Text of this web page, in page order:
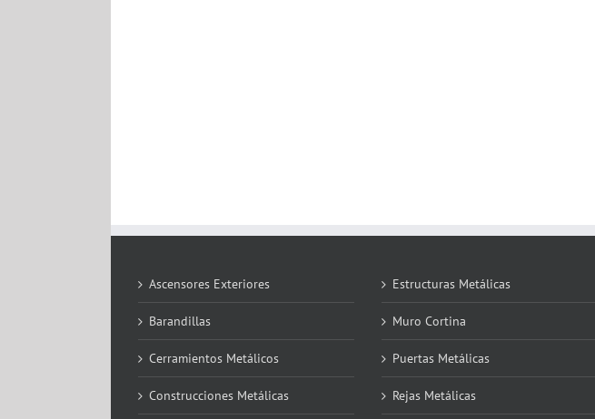
Ascensores Exteriores
Barandillas
Cerramientos Metálicos
Construcciones Metálicas
Estructuras Metálicas
Muro Cortina
Puertas Metálicas
Rejas Metálicas